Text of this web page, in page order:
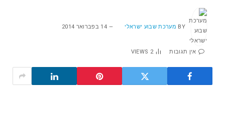
BY מערכת שבוע ישראלי 14 בפברואר 2014
אין תגובות 2
VIEWS